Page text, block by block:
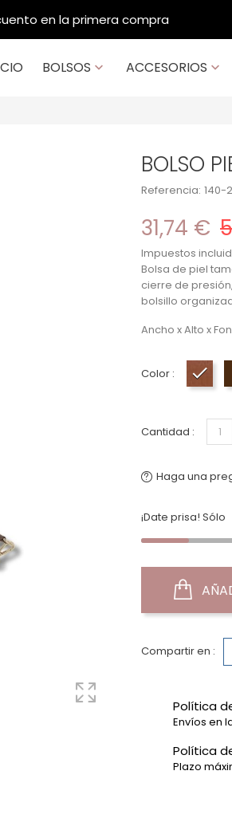
Contacto: 914 202 984 / 933 950 256
BOLSOS  ACCESORIOS 
BOLSO
Referencia: 140-
31,74 €
Impuestos
Bolsa de piel
cierre de
bolsillo
Ancho x Alto x
Color :
Cantidad :
Haga una
¡Date prisa! Sólo
Compartir en :
Política
Envíos en
Política
Plazo